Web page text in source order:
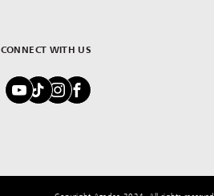
CONNECT WITH US